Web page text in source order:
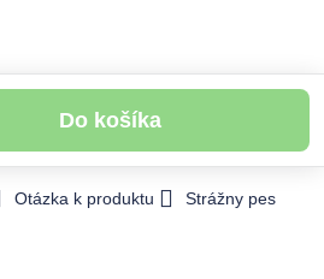
Do košíka
Otázka k produktu
Strážny pes